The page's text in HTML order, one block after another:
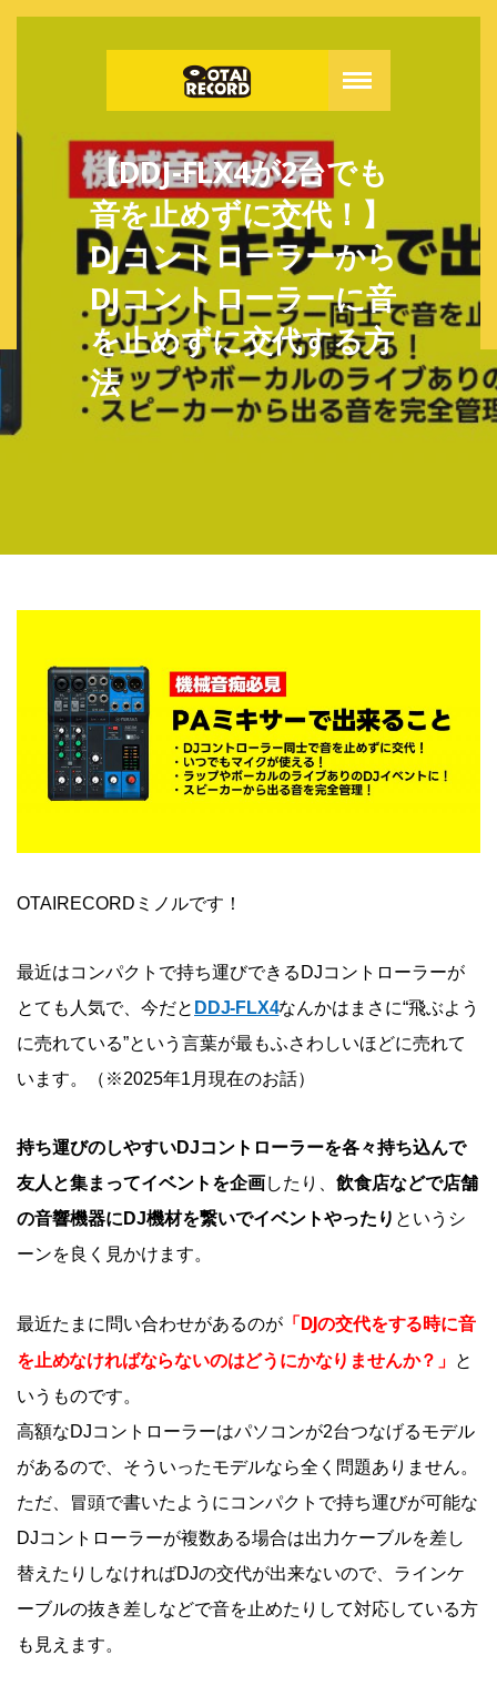
【DDJ-FLX4が2台でも
音を止めずに交代！】
DJコントローラーから
DJコントローラーに音
を止めずに交代する方
法
OTAIRECORDミノルです！
最近はコンパクトで持ち運びできるDJコントローラーが
とても人気で、今だと DDJ-FLX4なんかはまさに“飛ぶよう
に売れている”という言葉が最もふさわしいほどに売れて
います。（※2025年1月現在のお話）
持ち運びのしやすいDJコントローラーを各々持ち込んで
友人と集まってイベントを企画したり、 飲食店などで店舗
の音響機器にDJ機材を繋いでイベントやったり というシ
ーンを良く見かけます。
最近たまに問い合わせがあるのが 「DJの交代をする時に音
を止めなければならないのはどうにかなりませんか？」 と
いうものです。
高額なDJコントローラーはパソコンが2台つなげるモデル
があるので、そういったモデルなら全く問題ありません。
ただ、冒頭で書いたようにコンパクトで持ち運びが可能な
DJコントローラーが複数ある場合は出力ケーブルを差し
替えたりしなければDJの交代が出来ないので、ラインケ
ーブルの抜き差しなどで音を止めたりして対応している方
も見えます。